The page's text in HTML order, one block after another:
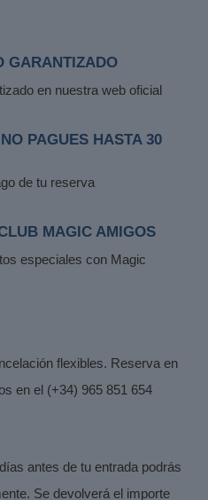
Benidorm para
gluten en la Costa
GARANTIZADO
en nuestra web oficial
PAGUES HASTA 30
de tu reserva
MAGIC AMIGOS
especiales con Magic
flexibles. Reserva en
en el (+34) 965 851 654
antes de tu entrada podrás
Se devolverá el importe